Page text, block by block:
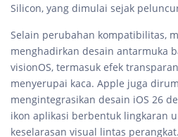
Silicon, yang dimulai sejak
Selain perubahan kompatibilitas,
menghadirkan desain antarmuka
visionOS, termasuk efek
menyerupai kaca. Apple juga
mengintegrasikan desain iOS 26
ikon aplikasi berbentuk lingkaran
keselarasan visual lintas perangkat.